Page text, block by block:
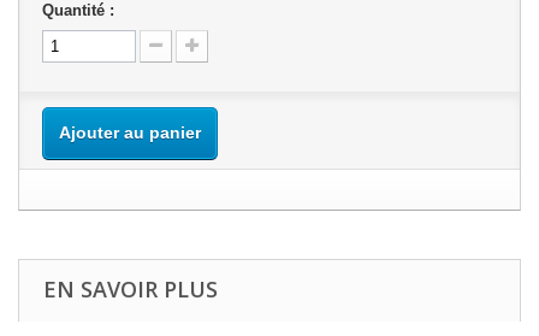
Quantité :
Ajouter au panier
EN SAVOIR PLUS